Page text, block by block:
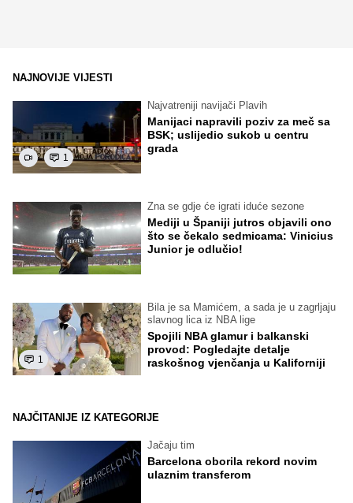
NAJNOVIJE VIJESTI
1
Najvatreniji navijači Plavih
Manijaci napravili poziv za meč sa
BSK; uslijedio sukob u centru
grada
Zna se gdje će igrati iduće sezone
Mediji u Španiji jutros objavili ono
što se čekalo sedmicama: Vinicius
Junior je odlučio!
1
Bila je sa Mamićem, a sada je u zagrljaju
slavnog lica iz NBA lige
Spojili NBA glamur i balkanski
provod: Pogledajte detalje
raskošnog vjenčanja u Kaliforniji
NAJČITANIJE IZ KATEGORIJE
Jačaju tim
Barcelona oborila rekord novim
ulaznim transferom